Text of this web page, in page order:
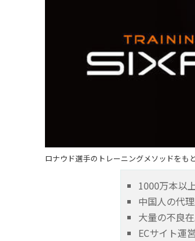
ロナウド選手のトレーニングメソッドをも
1000万本以
中国人の代
大量の不良
ECサイト運